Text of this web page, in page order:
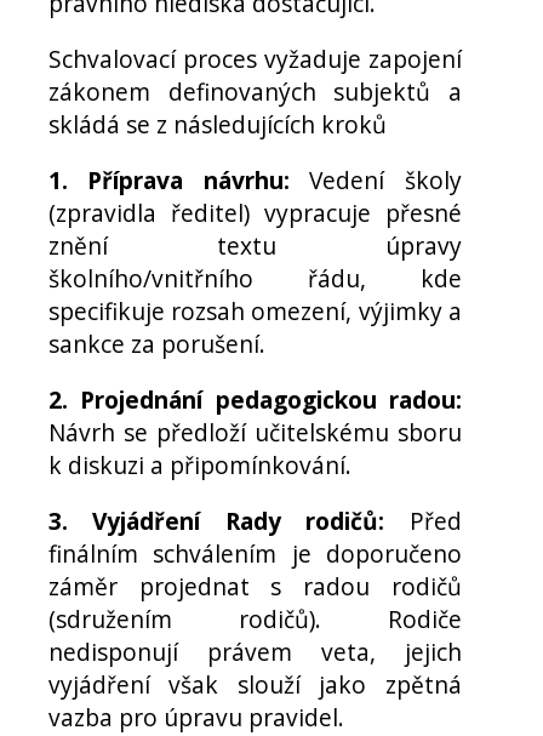
Schvalovací proces vyžaduje zapojení
zákonem definovaných subjektů a
skládá se z následujících kroků
1. Příprava návrhu: Vedení školy
(zpravidla ředitel) vypracuje přesné
znění textu úpravy
školního/vnitřního řádu, kde
specifikuje rozsah omezení, výjimky a
sankce za porušení.
2. Projednání pedagogickou radou:
Návrh se předloží učitelskému sboru
k diskuzi a připomínkování.
3. Vyjádření Rady rodičů: Před
finálním schválením je doporučeno
záměr projednat s radou rodičů
(sdružením rodičů). Rodiče
nedisponují právem veta, jejich
vyjádření však slouží jako zpětná
vazba pro úpravu pravidel.